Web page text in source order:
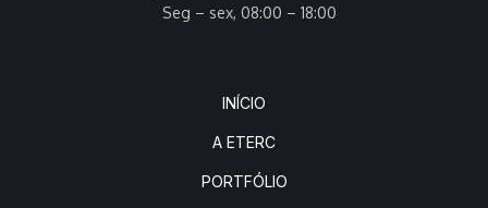
Seg – sex, 08:00 – 18:00
INÍCIO
A ETERC
PORTFÓLIO